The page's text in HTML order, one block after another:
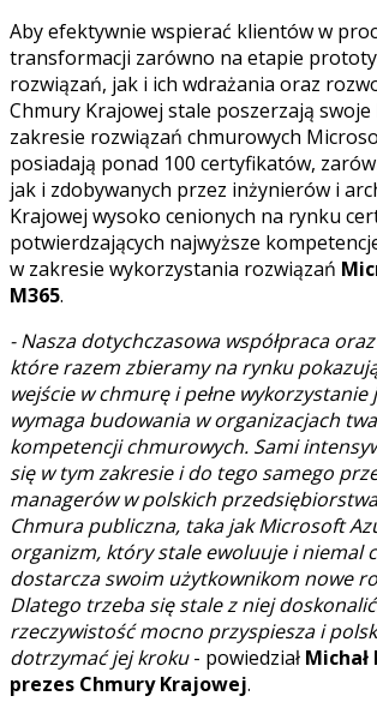
Aby efektywnie wspierać klientów w
transformacji zarówno na etapie
rozwiązań, jak i ich wdrażania oraz
Chmury Krajowej stale poszerzają
zakresie rozwiązań chmurowych
posiadają ponad 100 certyfikatów,
jak i zdobywanych przez inżynierów i
Krajowej wysoko cenionych na rynku
potwierdzających najwyższe
w zakresie wykorzystania rozwiązań
M365.
- Nasza dotychczasowa współpraca
które razem zbieramy na rynku
wejście w chmurę i pełne wykorzystanie
wymaga budowania w organizacjach
kompetencji chmurowych. Sami
się w tym zakresie i do tego samego
managerów w polskich
Chmura publiczna, taka jak Microsoft
organizm, który stale ewoluuje i niemal
dostarcza swoim użytkownikom nowe
Dlatego trzeba się stale z niej
rzeczywistość mocno przyspiesza i
dotrzymać jej kroku- powiedział
prezes Chmury Krajowej.